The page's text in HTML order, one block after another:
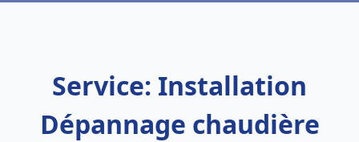
Service: Installation
Dépannage chaudière